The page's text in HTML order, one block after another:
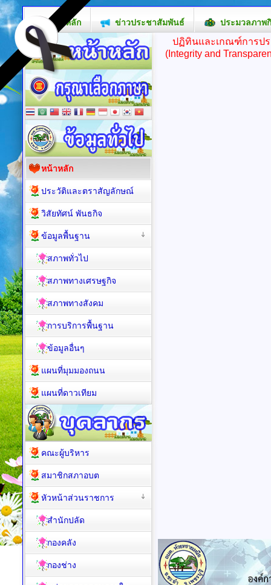
หน้าหลัก ข่าวประชาสัมพันธ์ ประมวลภาพ
ปฏิทินและเกณฑ์การป
หน้าหลัก
ประวัติและตราสัญลักษณ์
วิสัยทัศน์ พันธกิจ
ข้อมูลพื้นฐาน
สภาพทั่วไป
สภาพทางเศรษฐกิจ
สภาพทางสังคม
การบริการพื้นฐาน
ข้อมูลอื่นๆ
แผนที่มุมมองถนน
แผนที่ดาวเทียม
คณะผู้บริหาร
สมาชิกสภาอบต
หัวหน้าส่วนราชการ
สำนักปลัด
กองคลัง
กองช่าง